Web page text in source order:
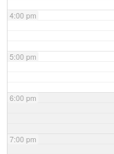
4:00 pm
5:00 pm
6:00 pm
7:00 pm